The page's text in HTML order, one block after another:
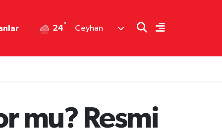
24° Ceyhan
mu? Resmi